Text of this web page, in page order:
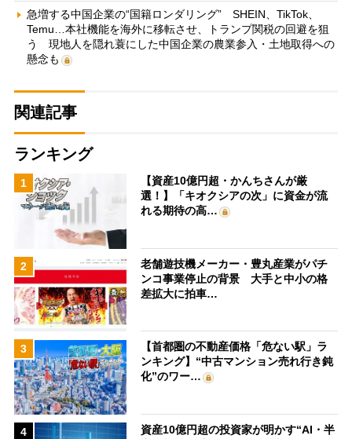
急増する中国企業の“国籍ロンダリング” SHEIN、TikTok、
Temu…本社機能を海外に移転させ、トランプ関税の回避を狙
う 現地人を隠れ蓑にした中国企業の農業参入・土地取得への
懸念も
関連記事
ランキング
1
【資産10億円超・かんちさんが厳
選！】「キオクシアの次」に資金が流
れる期待の高…
2
老舗遊技機メーカー・豊丸産業がパチ
ンコ事業停止の背景 大手と中小の格
差拡大に拍車…
3
【首都圏の不動産価格「危ない駅」ラ
ンキング】“中古マンション売れ行き鈍
化”のワー…
4
資産10億円超の投資家が明かす“AI・半